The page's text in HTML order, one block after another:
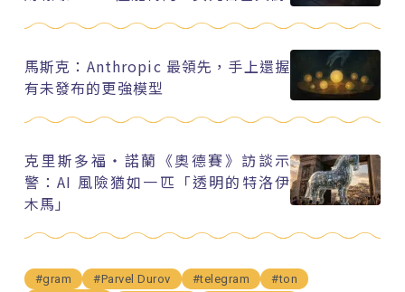
馬斯克：Anthropic 最領先，手上還握
有未發布的更強模型
克里斯多福・諾蘭《奧德賽》訪談示
警：AI 風險猶如一匹「透明的特洛伊
木馬」
#gram #Parvel Durov #telegram
#ton